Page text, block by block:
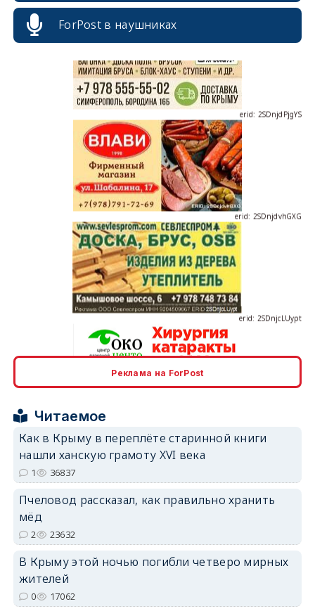
ForPost в наушниках
erid: 2SDnjdvhGXG
erid: 2SDnjdPjgYS
Реклама на ForPost
Читаемое
Как в Крыму в переплёте старинной книги
нашли ханскую грамоту XVI века
1 36837
Пчеловод рассказал, как правильно хранить
мёд
2 23632
В Крыму этой ночью погибли четверо мирных
жителей
0 17062